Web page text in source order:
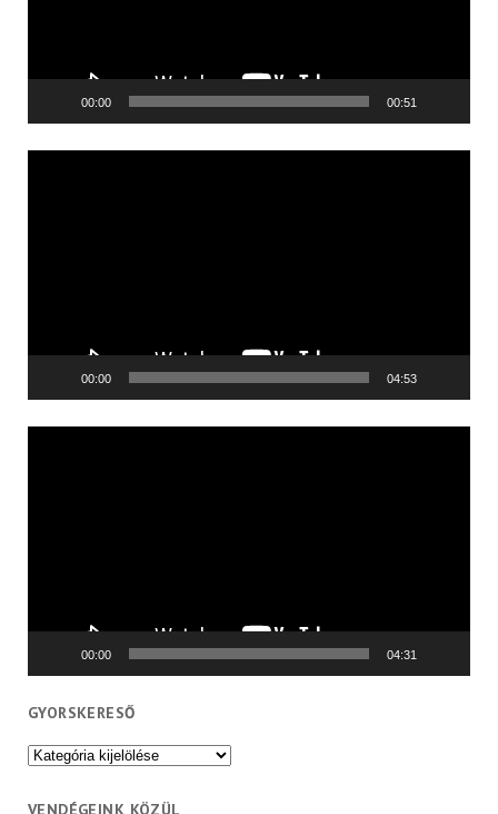
00:00 00:51
00:00 04:53
00:00 04:31
GYORSKERESŐ
Gyorskereső
VENDÉGEINK KÖZÜL